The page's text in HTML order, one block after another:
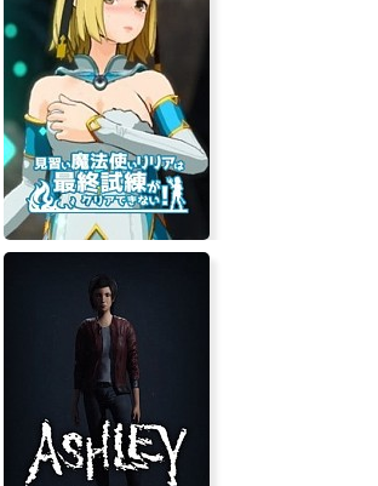
Space Force
Lilia Can't Pass her
Final Exam!